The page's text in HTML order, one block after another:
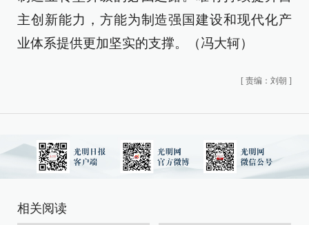
主创新能力，方能为制造强国建设和现代化产
业体系提供更加坚实的支撑。（冯大轲）
[ 责编：刘朝 ]
相关阅读